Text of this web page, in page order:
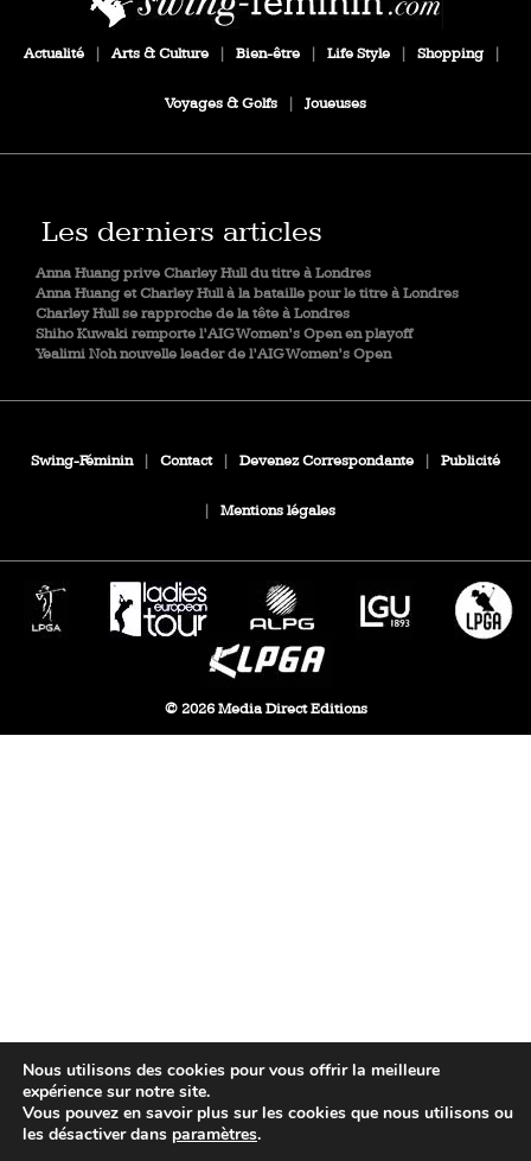
Actualité Arts & Culture Bien-être Life Style Shopping
Voyages & Golfs Joueuses
Les derniers articles
Anna Huang prive Charley Hull du titre à Londres
Anna Huang et Charley Hull à la bataille pour le titre à Londres
Charley Hull se rapproche de la tête à Londres
Shiho Kuwaki remporte l’AIG Women’s Open en playoff
Yealimi Noh nouvelle leader de l’AIG Women’s Open
Swing-Féminin Contact Devenez Correspondante Publicité
Mentions légales
© 2026 Media Direct Editions
Nous utilisons des cookies pour vous offrir la meilleure
expérience sur notre site.
Vous pouvez en savoir plus sur les cookies que nous utilisons ou
les désactiver dans paramètres.